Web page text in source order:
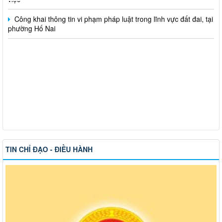
Công khai thông tin vi phạm pháp luật trong lĩnh vực đất đai, tại
phường Hố Nai
TIN CHỈ ĐẠO - ĐIỀU HÀNH